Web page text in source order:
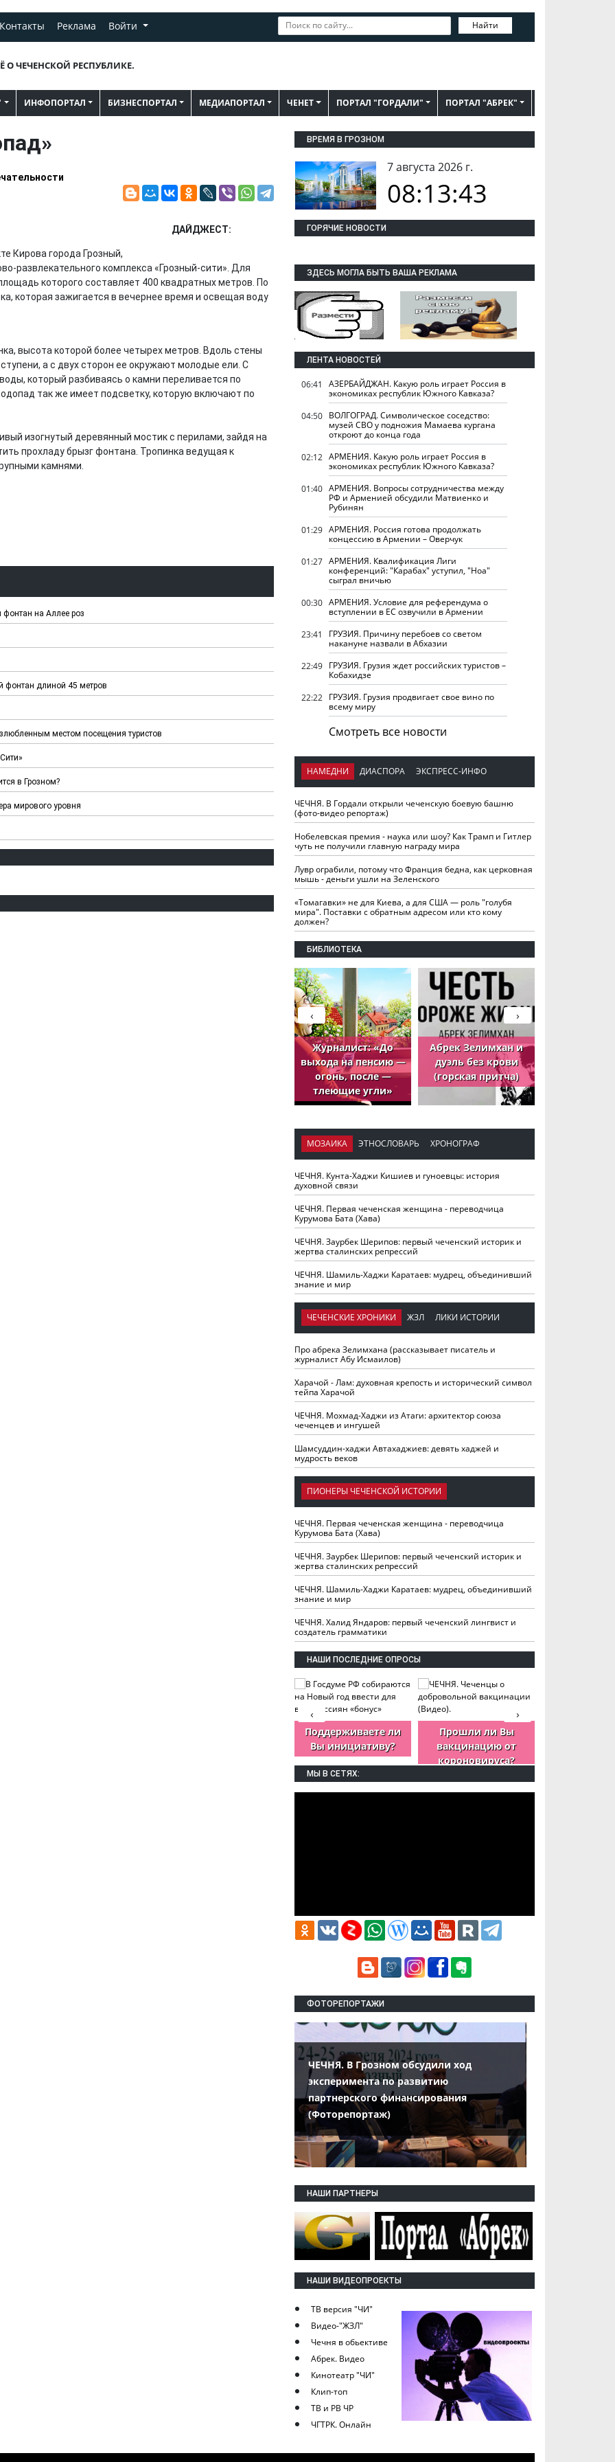
Контакты Реклама Войти Найти
О ЧЕЧЕНСКОЙ РЕСПУБЛИКЕ.
ИНФОПОРТАЛ БИЗНЕСПОРТАЛ МЕДИАПОРТАЛ ЧЕНЕТ ПОРТАЛ "ГОРДАЛИ" ПОРТАЛ "АБРЕК"
ДАЙДЖЕСТ:
Кирова города Грозный,
развлекательного комплекса «Грозный-сити». Для
которого составляет 400 квадратных метров. По
которая зажигается в вечернее время и освещая воду
высота которой более четырех метров. Вдоль стены
а с двух сторон ее окружают молодые ели. С
который разбиваясь о камни переливается по
так же имеет подсветку, которую включают по
изогнутый деревянный мостик с перилами, зайдя на
прохладу брызг фонтана. Тропинка ведущая к
камнями.
на Аллее роз
длиной 45 метров
местом посещения туристов
в Грозном?
мирового уровня
ВРЕМЯ В ГРОЗНОМ
7 августа 2026 г.
08:13:44
ГОРЯЧИЕ НОВОСТИ
ЗДЕСЬ МОГЛА БЫТЬ ВАША РЕКЛАМА
ЛЕНТА НОВОСТЕЙ
06:41
АЗЕРБАЙДЖАН. Какую роль играет Россия в
экономиках республик Южного Кавказа?
04:50 ВОЛГОГРАД. Символическое соседство:
музей СВО у подножия Мамаева кургана
откроют до конца года
02:12 АРМЕНИЯ. Какую роль играет Россия в
экономиках республик Южного Кавказа?
01:40 АРМЕНИЯ. Вопросы сотрудничества между
РФ и Арменией обсудили Матвиенко и
Рубинян
01:29 АРМЕНИЯ. Россия готова продолжать
концессию в Армении – Оверчук
01:27 АРМЕНИЯ. Квалификация Лиги
конференций: "Карабах" уступил, "Ноа"
сыграл вничью
00:30 АРМЕНИЯ. Условие для референдума о
вступлении в ЕС озвучили в Армении
23:41
ГРУЗИЯ. Причину перебоев со светом
накануне назвали в Абхазии
22:49 ГРУЗИЯ. Грузия ждет российских туристов –
Кобахидзе
22:22 ГРУЗИЯ. Грузия продвигает свое вино по
всему миру
Смотреть все новости
НАМЕДНИ ДИАСПОРА ЭКСПРЕСС-ИНФО
ЧЕЧНЯ. В Гордали открыли чеченскую боевую башню
(фото-видео репортаж)
Нобелевская премия - наука или шоу? Как Трамп и Гитлер
чуть не получили главную награду мира
Лувр ограбили, потому что Франция бедна, как церковная
мышь - деньги ушли на Зеленского
«Томагавки» не для Киева, а для США — роль "голубя
мира". Поставки с обратным адресом или кто кому
должен?
БИБЛИОТЕКА
Журналист: «До
выхода на пенсию —
огонь, после —
тлеющие угли»
Абрек Зелимхан и
дуэль без крови
(горская притча)
›
‹
МОЗАИКА ЭТНОСЛОВАРЬ ХРОНОГРАФ
ЧЕЧНЯ. Кунта-Хаджи Кишиев и гуноевцы: история
духовной связи
ЧЕЧНЯ. Первая чеченская женщина - переводчица
Курумова Бата (Хава)
ЧЕЧНЯ. Заурбек Шерипов: первый чеченский историк и
жертва сталинских репрессий
ЧЕЧНЯ. Шамиль-Хаджи Каратаев: мудрец, объединивший
знание и мир
ЧЕЧЕНСКИЕ ХРОНИКИ ЖЗЛ ЛИКИ ИСТОРИИ
Про абрека Зелимхана (рассказывает писатель и
журналист Абу Исмаилов)
Харачой - Лам: духовная крепость и исторический символ
тейпа Харачой
ЧЕЧНЯ. Мохмад-Хаджи из Атаги: архитектор союза
чеченцев и ингушей
Шамсуддин-хаджи Автахаджиев: девять хаджей и
мудрость веков
ПИОНЕРЫ ЧЕЧЕНСКОЙ ИСТОРИИ
ЧЕЧНЯ. Первая чеченская женщина - переводчица
Курумова Бата (Хава)
ЧЕЧНЯ. Заурбек Шерипов: первый чеченский историк и
жертва сталинских репрессий
ЧЕЧНЯ. Шамиль-Хаджи Каратаев: мудрец, объединивший
знание и мир
ЧЕЧНЯ. Халид Яндаров: первый чеченский лингвист и
создатель грамматики
НАШИ ПОСЛЕДНИЕ ОПРОСЫ
Поддерживаете ли
Вы инициативу?
Прошли ли Вы
вакцинацию от
короновируса?
›
‹
МЫ В СЕТЯХ:
ФОТОРЕПОРТАЖИ
ЧЕЧНЯ. В Грозном обсудили ход
эксперимента по развитию
партнерского финансирования
(Фоторепортаж)
НАШИ ПАРТНЕРЫ
НАШИ ВИДЕОПРОЕКТЫ
ТВ версия "ЧИ"
Видео-"ЖЗЛ"
Чечня в обьективе
Абрек. Видео
Кинотеатр "ЧИ"
Клип-топ
ТВ и РВ ЧР
ЧГТРК. Онлайн